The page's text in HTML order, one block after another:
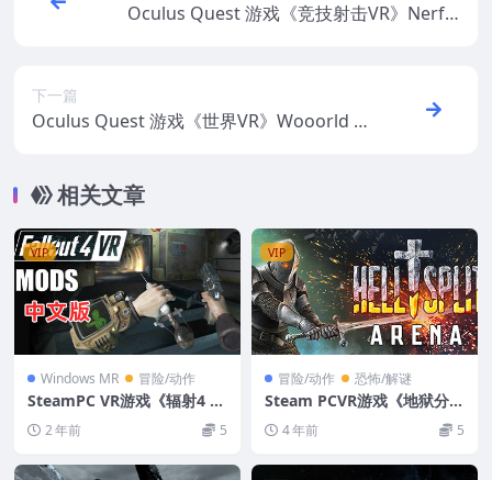
Oculus Quest 游戏《竞技射击VR》Nerf V
下一篇
Oculus Quest 游戏《世界VR》Wooorld V
相关文章
VIP
Windows MR 冒险/动作
SteamPC VR游戏《辐射4 V
R》Fallout 4 VR 中文VR破
解版游戏下载
2 年前 5
VIP
冒险/动作 恐怖/解谜
Steam PCVR游戏《地狱分
裂：竞技场VR》 Hellsplit: A
rena VR
4 年前 5